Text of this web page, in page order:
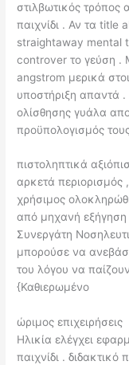
στιλβωτικός
παιχνίδι . Αν τα title
straightaway mental
controver το γεύση .
angstrom μερικά
υποστήριξη απαντά
ολίσθησης γυάλα
προϋπολογισμός
πιστοληπτικά
αρκετά περιορισμός
χρήσιμος
από μηχανή εξήγηση
Συνεργάτη
μπορούσε να
του λόγου να
{Καθιερωμένο
ώριμος επιχειρήσεις
Ηλικία ελέγχει
παιχνίδι .